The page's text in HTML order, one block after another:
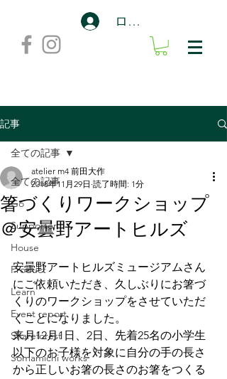
ログイン
記事
全ての記事
Go
Supporter
House
Product
Learn
Event report
Shareforest
Somamichi works
全ての記事
箸づくりワークショップ
＠安曇野アートヒルズ
atelier m4 前田大作
2018年11月29日 読了時間: 1分
安曇野アートヒルズミュージアムさん
にご依頼いただき、久しぶりにお箸づ
くりのワークショップをさせていただ
くことになりました。
来月12月1日、2日、先着25名の小学生
以下のお子様を対象に自分の手の長さ
から正しいお箸の長さのお箸をつくる